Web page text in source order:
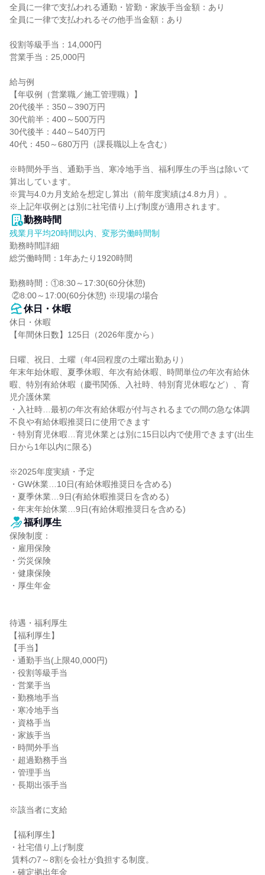
全員に一律で支払われる通勤・皆勤・家族手当金額：あり
全員に一律で支払われるその他手当金額：あり
役割等級手当：14,000円
営業手当：25,000円
給与例
【年収例（営業職／施工管理職）】
20代後半：350～390万円
30代前半：400～500万円
30代後半：440～540万円
40代：450～680万円（課長職以上を含む）
※時間外手当、通勤手当、寒冷地手当、福利厚生の手当は除いて
算出しています。
※賞与4.0カ月支給を想定し算出（前年度実績は4.8カ月）。
※上記年収例とは別に社宅借り上げ制度が適用されます。
勤務時間
残業月平均20時間以内、変形労働時間制
勤務時間詳細
総労働時間：1年あたり1920時間
勤務時間：①8:30～17:30(60分休憩)
②8:00～17:00(60分休憩) ※現場の場合
休日・休暇
休日・休暇
【年間休日数】125日（2026年度から）
日曜、祝日、土曜（年4回程度の土曜出勤あり）
年末年始休暇、夏季休暇、年次有給休暇、時間単位の年次有給休
暇、特別有給休暇（慶弔関係、入社時、特別育児休暇など）、育
児介護休業
・入社時…最初の年次有給休暇が付与されるまでの間の急な体調
不良や有給休暇推奨日に使用できます
・特別育児休暇…育児休業とは別に15日以内で使用できます(出生
日から1年以内に限る)
※2025年度実績・予定
・GW休業…10日(有給休暇推奨日を含める)
・夏季休業…9日(有給休暇推奨日を含める)
・年末年始休業…9日(有給休暇推奨日を含める)
福利厚生
保険制度：
・雇用保険
・労災保険
・健康保険
・厚生年金
待遇・福利厚生
【福利厚生】
【手当】
・通勤手当(上限40,000円)
・役割等級手当
・営業手当
・勤務地手当
・寒冷地手当
・資格手当
・家族手当
・時間外手当
・超過勤務手当
・管理手当
・長期出張手当
※該当者に支給
【福利厚生】
・社宅借り上げ制度
・確定拠出年金